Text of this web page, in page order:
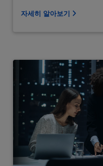
자세히 알아보기